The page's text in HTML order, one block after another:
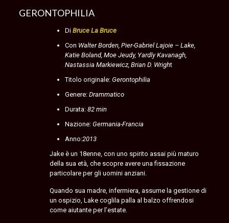
GERONTOPHILIA
Di Bruce La Bruce
Con Walter Borden, Pier-Gabriel Lajoie – Lake,
Katie Boland, Moe Jeudy, Yardly Kavanagh,
Nastassia Markiewicz, Brian D. Wright
Titolo originale: Gerontophilia
Genere: Drammatico
Durata: 82 min
Nazione: Germania-Francia
Anno:2013
Jake è un 18enne, con uno spirito assai più maturo
della sua età, che scopre avere una fissazione
particolare per gli uomini anziani.
Quando sua madre, infermiera, assume la gestione di
un ospizio, Lake coglila palla al balzo offrendosi
come aiutante per l’estate.